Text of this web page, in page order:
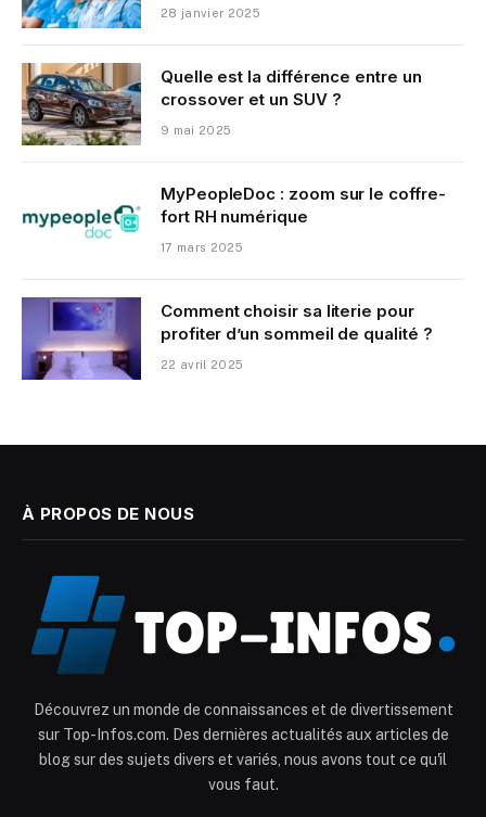
28 janvier 2025
Quelle est la différence entre un
crossover et un SUV ?
9 mai 2025
MyPeopleDoc : zoom sur le coffre-
fort RH numérique
17 mars 2025
Comment choisir sa literie pour
profiter d’un sommeil de qualité ?
22 avril 2025
À PROPOS DE NOUS
Découvrez un monde de connaissances et de divertissement
sur Top-Infos.com. Des dernières actualités aux articles de
blog sur des sujets divers et variés, nous avons tout ce qu'il
vous faut.